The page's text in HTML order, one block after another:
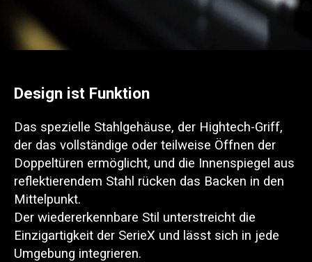
Design ist Funktion
Das spezielle Stahlgehäuse, der Hightech-Griff,
der das vollständige oder teilweise Öffnen der
Doppeltüren ermöglicht, und die Innenspiegel aus
reflektierendem Stahl rücken das Backen in den
Mittelpunkt.
Der wiedererkennbare Stil unterstreicht die
Einzigartigkeit der SerieX und lässt sich in jede
Umgebung integrieren.